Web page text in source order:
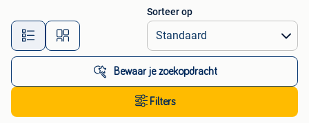
Alle afstanden…
Sorteer op
Bewaar je zoekopdracht
Filters